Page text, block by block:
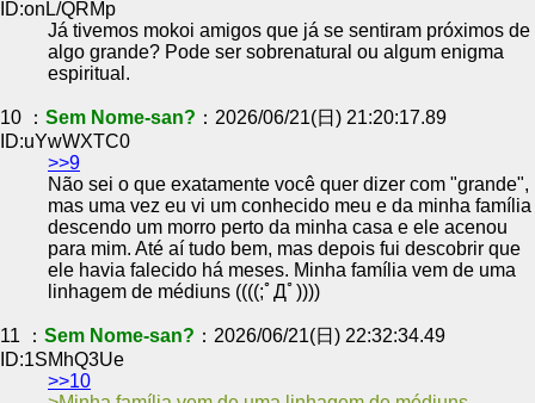
ID:onL/QRMp
Já tivemos mokoi amigos que já se sentiram próximos de
algo grande? Pode ser sobrenatural ou algum enigma
espiritual.
10 ： Sem Nome-san? ：2026/06/21(日) 21:20:17.89
ID:uYwWXTC0
>>9
Não sei o que exatamente você quer dizer com "grande",
mas uma vez eu vi um conhecido meu e da minha família
descendo um morro perto da minha casa e ele acenou
para mim. Até aí tudo bem, mas depois fui descobrir que
ele havia falecido há meses. Minha família vem de uma
linhagem de médiuns ((((;ﾟДﾟ))))
11 ： Sem Nome-san? ：2026/06/21(日) 22:32:34.49
ID:1SMhQ3Ue
>>10